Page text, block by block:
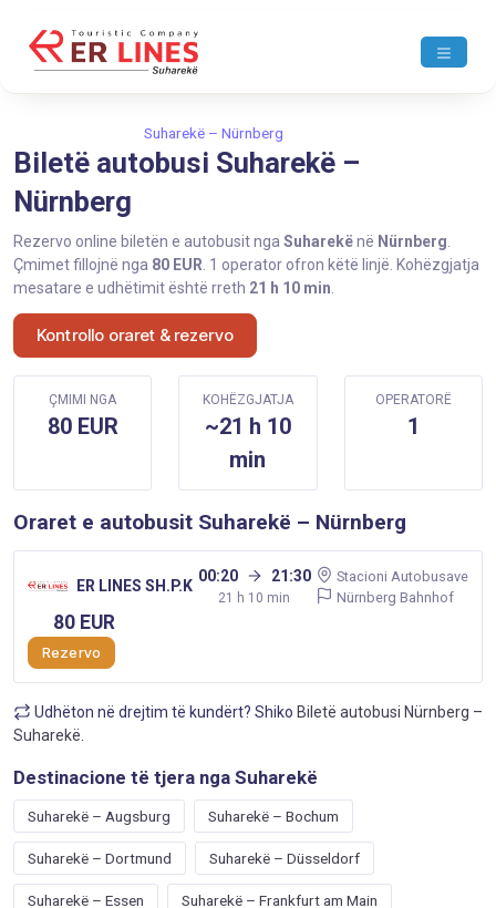
Suharekë – Nürnberg
Biletë autobusi Suharekë –
Nürnberg
Rezervo online biletën e autobusit nga Suharekënë Nürnberg
Çmimet fillojnë nga 80 EUR . 1 operator ofron këtë linjë. Kohëzgjatja
mesatare e udhëtimit është rreth 21 h 10 min
Kontrollo oraret & rezervo
ÇMIMI NGA
80 EUR
KOHËZGJATJA
~21 h 10
min
OPERATORË
1
Oraret e autobusit Suharekë – Nürnberg
ER LINES SH.P.K
00:20 21:30
21 h 10 min
Stacioni Autobusave
Nürnberg Bahnhof
80 EUR
Rezervo
Udhëton në drejtim të kundërt? Shiko Biletë autobusi Nürnberg –
Suharekë
Destinacione të tjera nga Suharekë
Suharekë – Augsburg Suharekë – Bochum
Suharekë – Dortmund Suharekë – Düsseldorf
Suharekë – Essen Suharekë – Frankfurt am Main